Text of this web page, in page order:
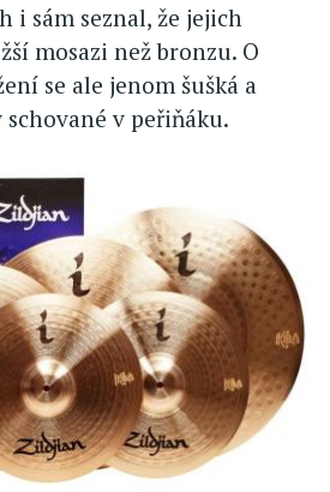
i sám seznal, že jejich
mosazi než bronzu. O
se ale jenom šušká a
v peřiňáku.